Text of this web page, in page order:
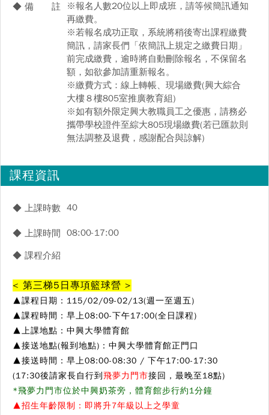
◆ 備 註
※報名人數20位以上即成班，請等候簡訊通知
再繳費。
※若報名成功正取，系統將稍後寄出課程繳費
簡訊，請家長們「依簡訊上規定之繳費日期」
前完成繳費，逾時將自動刪除報名，不保留名
額，如欲參加請重新報名。
※繳費方式：線上轉帳、現場繳費(興大綜合
大樓８樓805室推廣教育組)
※如有額外限定興大教職員工之優惠，請務必
攜帶學校證件至綜大805現場繳費(若已匯款則
無法調整及退費，感謝配合與諒解)
課程資訊
◆ 上課時數 40
◆ 上課時間 08:00-17:00
◆ 課程介紹
< 第三梯5日專項籃球營 >
▲課程日期：115/02/09-02/13(週一至週五)
▲課程時間：早上08:00-下午17:00(全日課程)
▲上課地點：中興大學體育館
▲接送地點(報到地點)：中興大學體育館正門口
▲接送時間：早上08:00-08:30 / 下午17:00-17:30
(17:30後請家長自行到 飛夢力門市接回，最晚至18點)
*飛夢力門市位於中興奶茶旁，體育館步行約1分鐘
▲招生年齡限制： 即將升7年級以上之學童